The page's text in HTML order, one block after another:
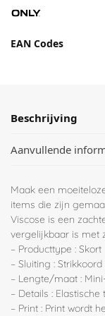
EAN Codes
Beschrijving
Aanvullende
Maak een
items die zijn
Viscose is een
vergelijkbaar is met
– Producttype : Skort
– Sluiting :
– Lengte/maat :
– Details : Elastische
– Print : Print wordt